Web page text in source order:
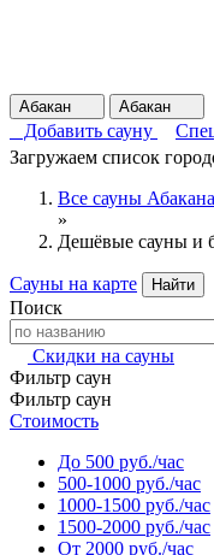
Абакан Абакан
Добавить сауну
Загружаем список
Все сауны Абакана
»
Дешёвые сауны и
Сауны на карте Найти
Поиск
Скидки на сауны
Фильтр саун
Фильтр саун
Стоимость
До 500 руб./час
500-1000 руб./час
1000-1500 руб./час
1500-2000 руб./час
От 2000 руб./час